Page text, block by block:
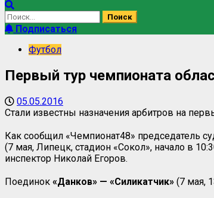
Подписаться
Футбол
Первый тур чемпионата
05.05.2016
Стали известны назначения арбитров на
Как сообщил «Чемпионат48» председатель
(7 мая, Липецк, стадион «Сокол», начало в
инспектор Николай Егоров.
Поединок «Данков» — «Силикатчик» (7 мая,